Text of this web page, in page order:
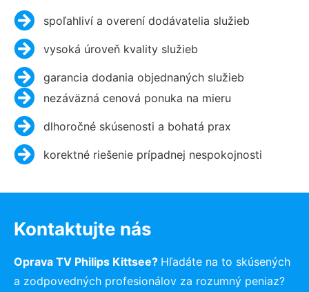
spoľahliví a overení dodávatelia služieb
vysoká úroveň kvality služieb
garancia dodania objednaných služieb
nezáväzná cenová ponuka na mieru
dlhoročné skúsenosti a bohatá prax
korektné riešenie prípadnej nespokojnosti
Kontaktujte nás
Oprava TV Philips Kittsee? Hľadáte na to skúsených
a zodpovedných profesionálov za rozumný peniaz?